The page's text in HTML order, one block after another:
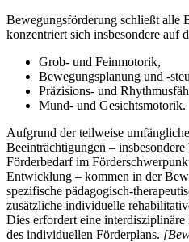
Bewegungsförderung schließt alle
konzentriert sich insbesondere auf
Grob- und Feinmotorik,
Bewegungsplanung und -
Präzisions- und
Mund- und Gesichtsmotorik.
Aufgrund der teilweise
Beeinträchtigungen –
Förderbedarf im
Entwicklung – kommen in der
spezifische pädagogisch-
zusätzliche individuelle
Dies erfordert eine
des individuellen Förderplans.